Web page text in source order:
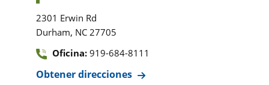
2301 Erwin Rd
Durham, NC 27705
Oficina: 919-684-8111
Obtener direcciones